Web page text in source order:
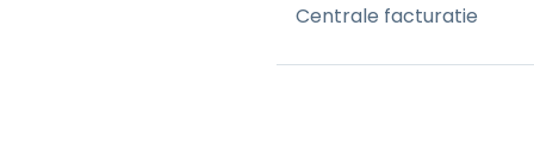
Centrale facturatie